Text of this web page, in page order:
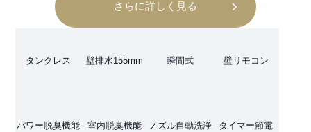
さらに詳しく見る
タンクレス 壁排水155mm 瞬間式 壁リモコン
パワー脱臭機能 室内脱臭機能 ノズル自動洗浄 タイマー節電